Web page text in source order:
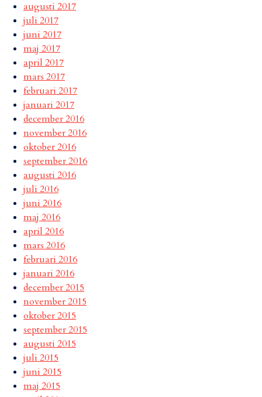
augusti 2017
juli 2017
juni 2017
maj 2017
april 2017
mars 2017
februari 2017
januari 2017
december 2016
november 2016
oktober 2016
september 2016
augusti 2016
juli 2016
juni 2016
maj 2016
april 2016
mars 2016
februari 2016
januari 2016
december 2015
november 2015
oktober 2015
september 2015
augusti 2015
juli 2015
juni 2015
maj 2015